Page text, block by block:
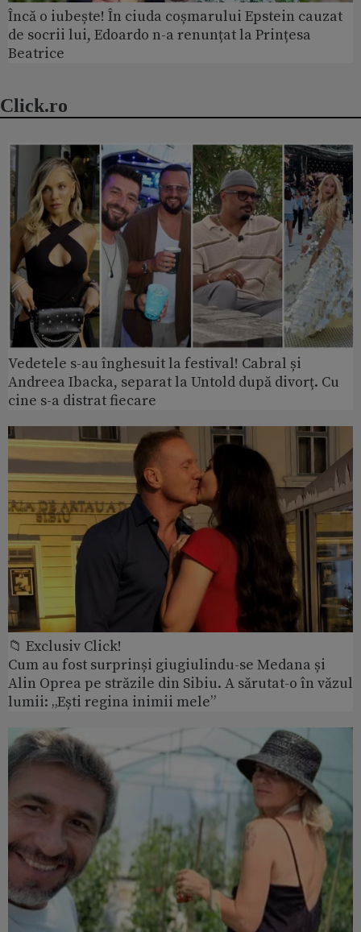
Încă o iubește! În ciuda coșmarului Epstein cauzat
de socrii lui, Edoardo n-a renunțat la Prințesa
Beatrice
Click.ro
Vedetele s-au înghesuit la festival! Cabral și
Andreea Ibacka, separat la Untold după divorț. Cu
cine s-a distrat fiecare
📁 Exclusiv Click!
Cum au fost surprinși giugiulindu-se Medana și
Alin Oprea pe străzile din Sibiu. A sărutat-o în văzul
lumii: „Ești regina inimii mele”